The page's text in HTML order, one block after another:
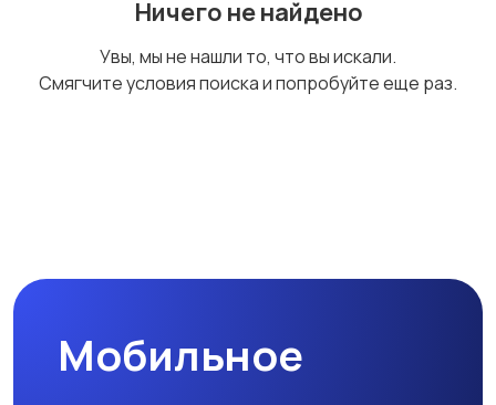
Ничего не найдено
Увы, мы не нашли то, что вы искали.
Смягчите условия поиска и попробуйте еще раз.
Мобильное